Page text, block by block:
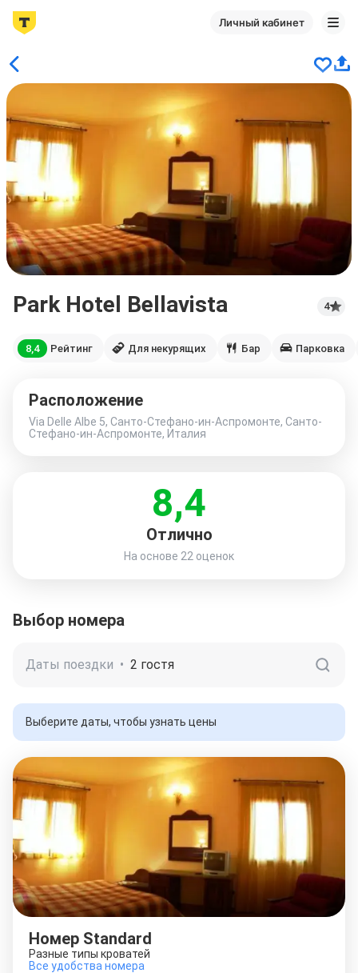
Личный кабинет
Park Hotel Bellavista 4
8,4 Рейтинг Для некурящих Бар Парковка
Расположение
Via Delle Albe 5, Санто-Стефано-ин-Аспромонте, Санто-
Стефано-ин-Аспромонте, Италия
8,4
Отлично
На основе 22 оценок
Выбор номера
Даты поездки • 2 гостя
Выберите даты, чтобы узнать цены
Номер Standard
Разные типы кроватей
Все удобства номера